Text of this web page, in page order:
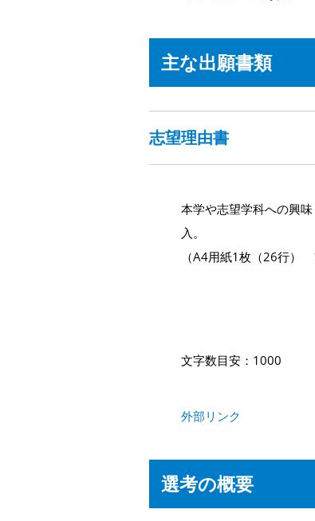
主な出願書類
志望理由書
本学や志望学科への興
入。
（A4用紙1枚（26行）
文字数目安：1000
外部リンク
選考の概要